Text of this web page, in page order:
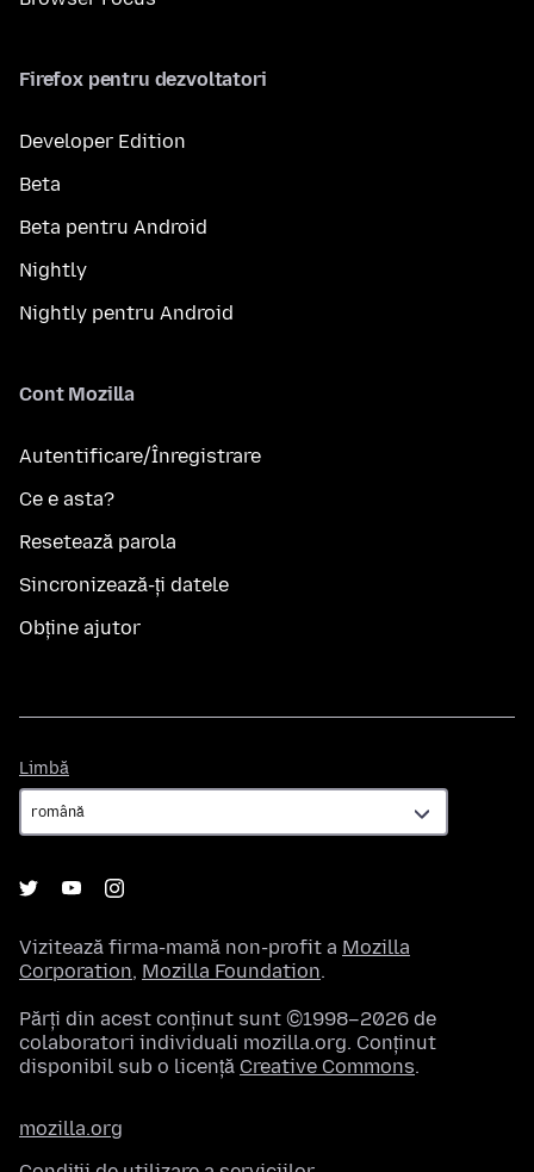
Firefox pentru dezvoltatori
Developer Edition
Beta
Beta pentru Android
Nightly
Nightly pentru Android
Cont Mozilla
Autentificare/Înregistrare
Ce e asta?
Resetează parola
Sincronizează-ți datele
Obține ajutor
Limbă
Vizitează firma-mamă non-profit a Mozilla
Corporation, Mozilla Foundation.
Părți din acest conținut sunt ©1998–2026 de
colaboratori individuali mozilla.org. Conținut
disponibil sub o licență Creative Commons.
mozilla.org